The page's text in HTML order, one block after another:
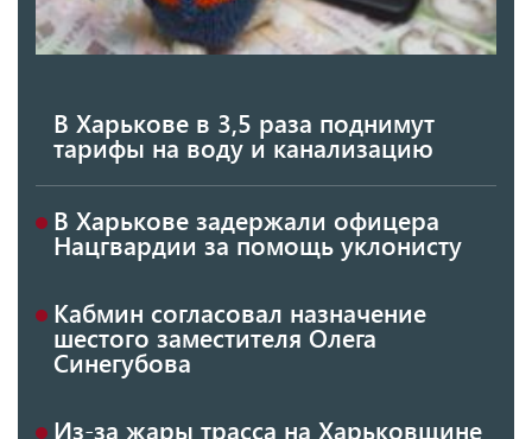
В Харькове в 3,5 раза поднимут
тарифы на воду и канализацию
В Харькове задержали офицера
Нацгвардии за помощь уклонисту
Кабмин согласовал назначение
шестого заместителя Олега
Синегубова
Из-за жары трасса на Харьковщине